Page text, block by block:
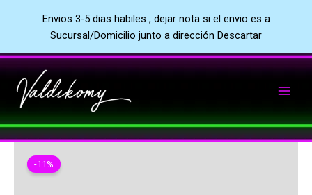
Envios 3-5 dias habiles , dejar nota si el envio es a
Sucursal/Domicilio junto a dirección Descartar
al
contenido
-11%